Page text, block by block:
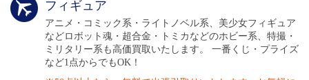
◆ストラップ
◆トートバッグ
フィギュア
アニメ・コミック系・ライトノベル系、美少女フィギュア
などロボット魂・超合金・トミカなどのホビー系、特撮・
ミリタリー系も高価買取いたします。 一番くじ・プライズ
など1点からでもOK！